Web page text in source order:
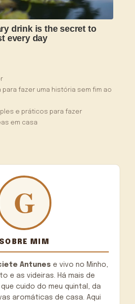
para fazer uma história sem fim ao
e práticos para fazer
em casa
SOBRE MIM
Antunes e vivo no Minho,
e as videiras. Há mais de
cuido do meu quintal, da
aromáticas de casa. Aqui